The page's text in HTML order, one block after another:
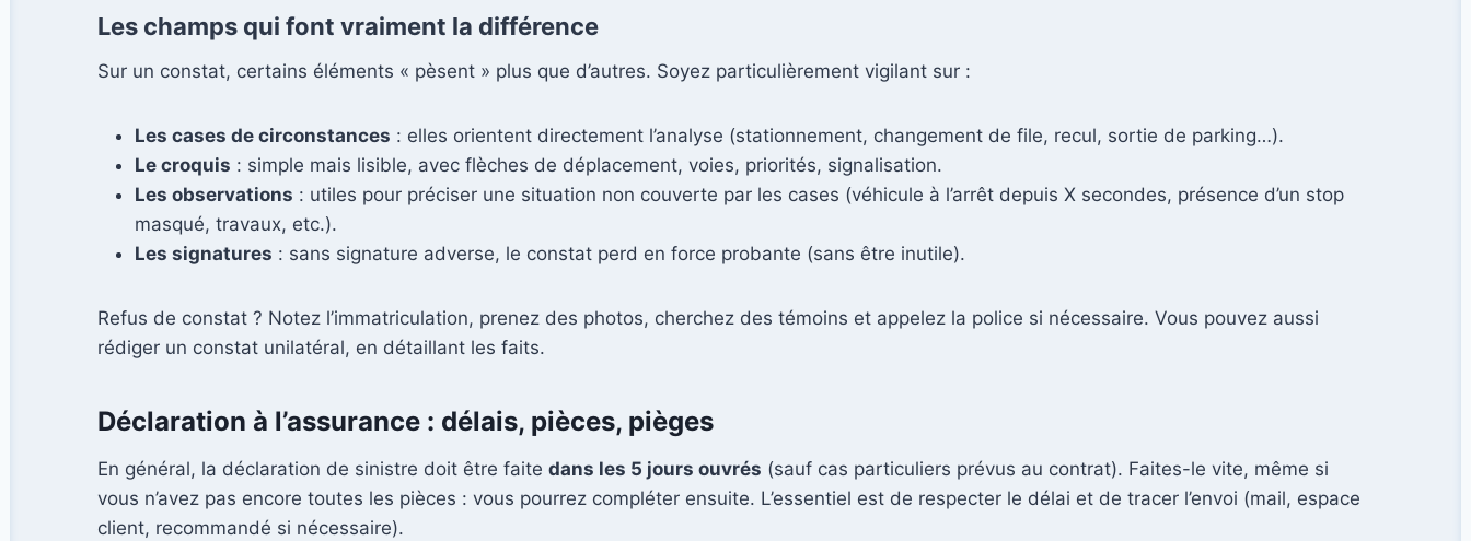
Les champs qui font vraiment la différence
Sur un constat, certains éléments « pèsent » plus que d’autres. Soyez particulièrement vigilant sur :
Les cases de circonstances : elles orientent directement l’analyse (stationnement, changement de file, recul, sortie de parking…).
Le croquis : simple mais lisible, avec flèches de déplacement, voies, priorités, signalisation.
Les observations : utiles pour préciser une situation non couverte par les cases (véhicule à l’arrêt depuis X secondes, présence d’un stop
masqué, travaux, etc.).
Les signatures : sans signature adverse, le constat perd en force probante (sans être inutile).
Refus de constat ? Notez l’immatriculation, prenez des photos, cherchez des témoins et appelez la police si nécessaire. Vous pouvez aussi
rédiger un constat unilatéral, en détaillant les faits.
Déclaration à l’assurance : délais, pièces, pièges
En général, la déclaration de sinistre doit être faite dans les 5 jours ouvrés (sauf cas particuliers prévus au contrat). Faites-le vite, même si
vous n’avez pas encore toutes les pièces : vous pourrez compléter ensuite. L’essentiel est de respecter le délai et de tracer l’envoi (mail, espace
client, recommandé si nécessaire).